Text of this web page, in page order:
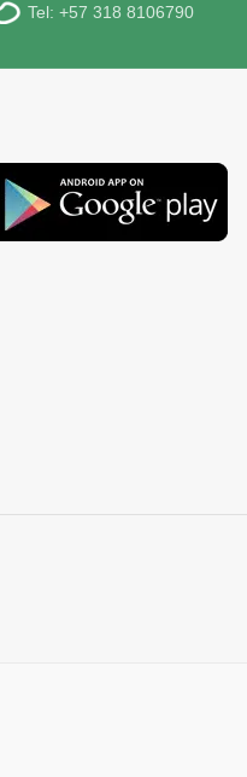
Tel: +57 318 8106790